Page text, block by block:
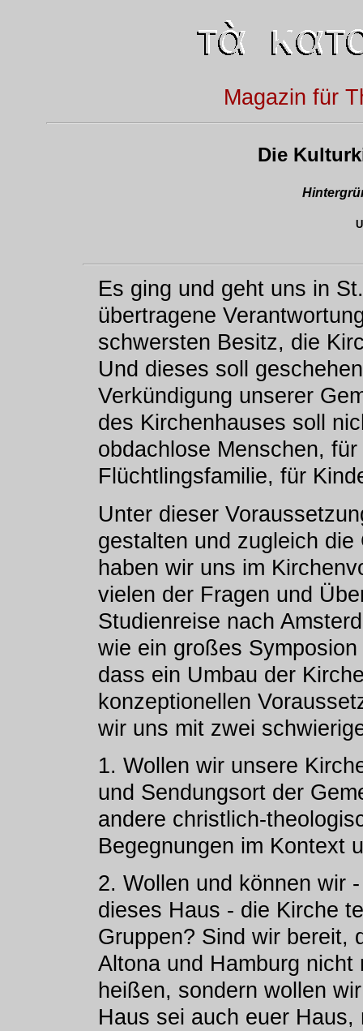
Magazin für
Die
Es ging und geht uns in
übertragene
schwersten Besitz, die
Und dieses soll
Verkündigung unserer
des Kirchenhauses soll
obdachlose Menschen,
Flüchtlingsfamilie, für
Unter dieser
gestalten und zugleich
haben wir uns im
vielen der Fragen und
Studienreise nach
wie ein großes
dass ein Umbau der
konzeptionellen
wir uns mit zwei
1. Wollen wir unsere
und Sendungsort der
andere christlich-
Begegnungen im Kontext
2. Wollen und können wir
dieses Haus - die Kirche
Gruppen? Sind wir bereit,
Altona und Hamburg
heißen, sondern wollen
Haus sei auch euer